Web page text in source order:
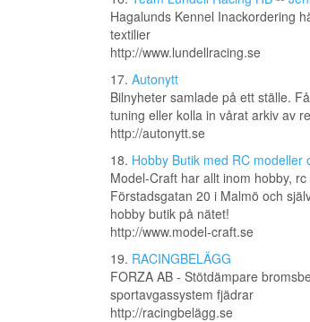
Hagalunds Kennel Inackordering
textilier
http://www.lundellracing.se
17. Autonytt
Bilnyheter samlade på ett ställe.
tuning eller kolla in vårat arkiv av
http://autonytt.se
18. Hobby Butik med RC modeller
Model-Craft har allt inom hobby,
Förstadsgatan 20 i Malmö och
hobby butik på nätet!
http://www.model-craft.se
19. RACINGBELÄGG
FORZA AB - Stötdämpare
sportavgassystem fjädrar
http://racingbelägg.se